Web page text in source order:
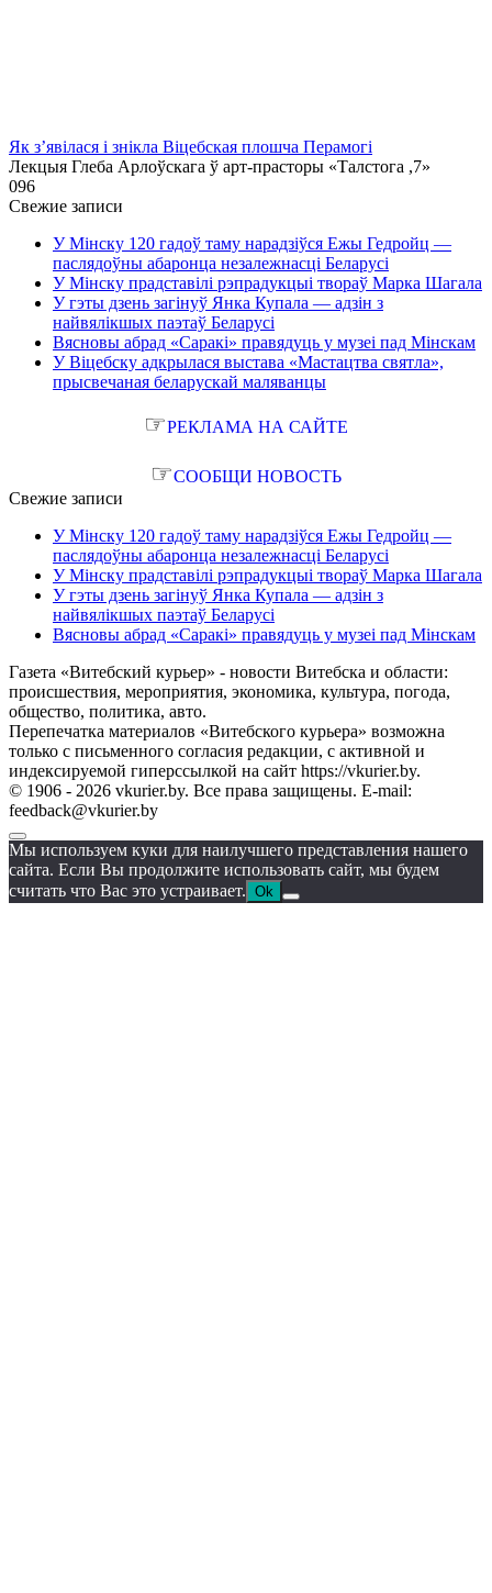
Як з’явілася і знікла Віцебская плошча Перамогі
Лекцыя Глеба Арлоўскага ў арт-прасторы «Талстога ,7»
096
Свежие записи
У Мінску 120 гадоў таму нарадзіўся Ежы Гедройц —
паслядоўны абаронца незалежнасці Беларусі
У Мінску прадставілі рэпрадукцыі твораў Марка Шагала
У гэты дзень загінуў Янка Купала — адзін з
найвялікшых паэтаў Беларусі
Вясновы абрад «Саракі» правядуць у музеі пад Мінскам
У Віцебску адкрылася выстава «Мастацтва святла»,
прысвечаная беларускай маляванцы
☞РЕКЛАМА НА САЙТЕ
☞СООБЩИ НОВОСТЬ
Свежие записи
У Мінску 120 гадоў таму нарадзіўся Ежы Гедройц —
паслядоўны абаронца незалежнасці Беларусі
У Мінску прадставілі рэпрадукцыі твораў Марка Шагала
У гэты дзень загінуў Янка Купала — адзін з
найвялікшых паэтаў Беларусі
Вясновы абрад «Саракі» правядуць у музеі пад Мінскам
Газета «Витебский курьер» - новости Витебска и области:
происшествия, мероприятия, экономика, культура, погода,
общество, политика, авто.
Перепечатка материалов «Витебского курьера» возможна
только с письменного согласия редакции, с активной и
индексируемой гиперссылкой на сайт https://vkurier.by.
© 1906 - 2026 vkurier.by. Все права защищены. E-mail:
feedback@vkurier.by
Мы используем куки для наилучшего представления нашего
сайта. Если Вы продолжите использовать сайт, мы будем
считать что Вас это устраивает. Ok